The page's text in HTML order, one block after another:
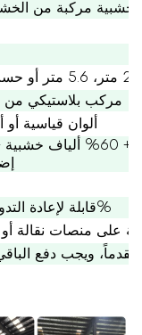
خشبية مركبة من
مركب بلاستيكي من
ألوان قياسية
قابلة لإعادة التدوير بنسبة 100%
على منصات نقالة